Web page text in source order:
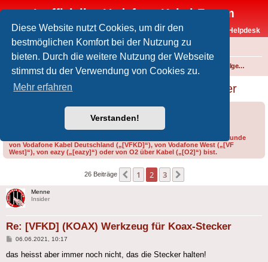
Diese Website nutzt Cookies, um dir den
bestmöglichen Komfort bei der Nutzung zu
bieten. Durch die weitere Nutzung der Webseite
stimmst du der Verwendung von Cookies zu.
Mehr erfahren
Verstanden!
Inoffizielles Vodafone-Kabel-Forum
Vodafone-Kabel-Helpdesk
FAQ
Foren-Übersicht Technik allgemein
[VFKD] (KOAX) Werkzeug für Koax-Stecker
Bitte gib bei der Erstellung eines Threads im Feld „Präfix“ an, ob du Kunde
von Vodafone Kabel Deutschland („[VFKD]“), von Vodafone West („[VF
West]“), von eazy („[eazy]“) oder von O2 über Kabel („[O2]“) bist.
26 Beiträge Vorherige
1 2 3
Menne
Insider
Re: [VFKD] (KOAX) Werkzeug für Koax-Stecker
Beitrag
06.06.2021, 10:17
das heisst aber immer noch nicht, das die Stecker halten!